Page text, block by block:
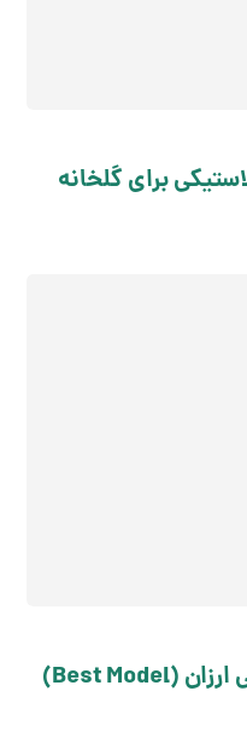
برای گلخانه
قیمت گلدان بالکنی پلاستیکی ارزان (Best Model)